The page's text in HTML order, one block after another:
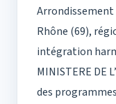
Arrondissement
Rhône (69),
intégration
MINISTERE DE
des